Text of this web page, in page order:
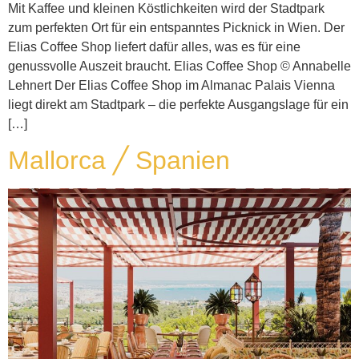
Mit Kaffee und kleinen Köstlichkeiten wird der Stadtpark
zum perfekten Ort für ein entspanntes Picknick in Wien. Der
Elias Coffee Shop liefert dafür alles, was es für eine
genussvolle Auszeit braucht. Elias Coffee Shop © Annabelle
Lehnert Der Elias Coffee Shop im Almanac Palais Vienna
liegt direkt am Stadtpark – die perfekte Ausgangslage für ein
[…]
Mallorca ╱ Spanien